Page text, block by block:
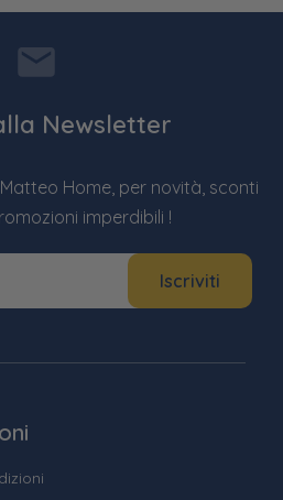
Newsletter
Home, per novità, sconti
imperdibili !